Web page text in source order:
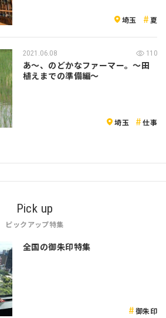
埼玉 夏
2021.06.08 110
あ～、のどかなファーマー。～田
植えまでの準備編～
埼玉 仕事
Pick up
ピックアップ特集
全国の御朱印特集
御朱印